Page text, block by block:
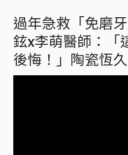
過年急救「免磨
鉉x李萌醫師：「
後悔！」陶瓷恆